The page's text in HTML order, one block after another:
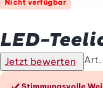
Nicht verfügbar
LED-
Jetzt bewerten